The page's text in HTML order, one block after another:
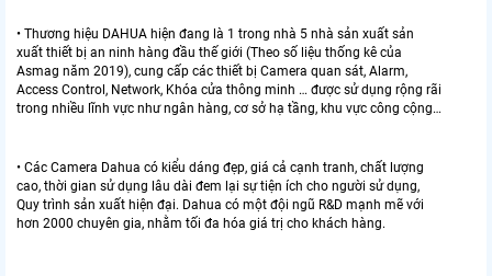
• Thương hiệu DAHUA hiện đang là 1 trong nhà 5 nhà sản xuất sản
xuất thiết bị an ninh hàng đầu thế giới (Theo số liệu thống kê của
Asmag năm 2019), cung cấp các thiết bị Camera quan sát, Alarm,
Access Control, Network, Khóa cửa thông minh … được sử dụng rộng rãi
trong nhiều lĩnh vực như ngân hàng, cơ sở hạ tầng, khu vực công cộng…
• Các Camera Dahua có kiểu dáng đẹp, giá cả cạnh tranh, chất lượng
cao, thời gian sử dụng lâu dài đem lại sự tiện ích cho người sử dụng,
Quy trình sản xuất hiện đại. Dahua có một đội ngũ R&D mạnh mẽ với
hơn 2000 chuyên gia, nhằm tối đa hóa giá trị cho khách hàng.